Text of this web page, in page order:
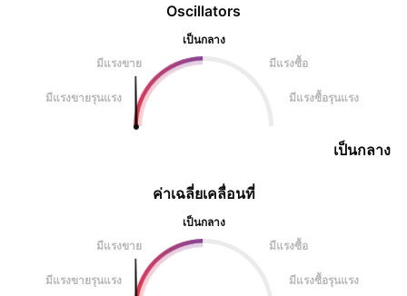
Oscillators
เป็นกลาง
มีแรงขาย
มีแรงซื้อ
มีแรงขายรุนแรง มีแรงซื้อรุนแรง
เป็นกลาง
ค่าเฉลี่ยเคลื่อนที่
เป็นกลาง
มีแรงขาย
มีแรงซื้อ
มีแรงขายรุนแรง มีแรงซื้อรุนแรง